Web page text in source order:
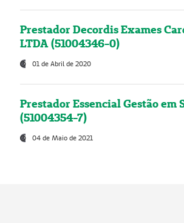
Prestador Decordis Exames
LTDA (51004346-0)
01 de Abril de 2020
Prestador Essencial Gestão em
(51004354-7)
04 de Maio de 2021